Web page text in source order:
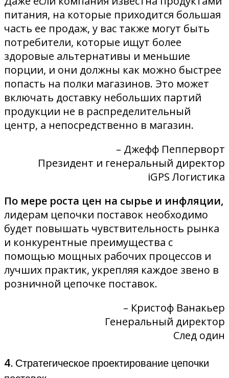
питания, на которые приходится большая
часть ее продаж, у вас также могут быть
потребители, которые ищут более
здоровые альтернативы и меньшие
порции, и они должны как можно быстрее
попасть на полки магазинов. Это может
включать доставку небольших партий
продукции не в распределительный
центр, а непосредственно в магазин.
– Джефф Пепперворт
Президент и генеральный директор
iGPS Логистика
По мере роста цен на сырье и инфляции,
лидерам цепочки поставок необходимо
будет повышать чувствительность рынка
и конкурентные преимущества с
помощью мощных рабочих процессов и
лучших практик, укрепляя каждое звено в
розничной цепочке поставок.
– Кристоф Ванакьер
Генеральный директор
След один
4. Стратегическое проектирование цепочки